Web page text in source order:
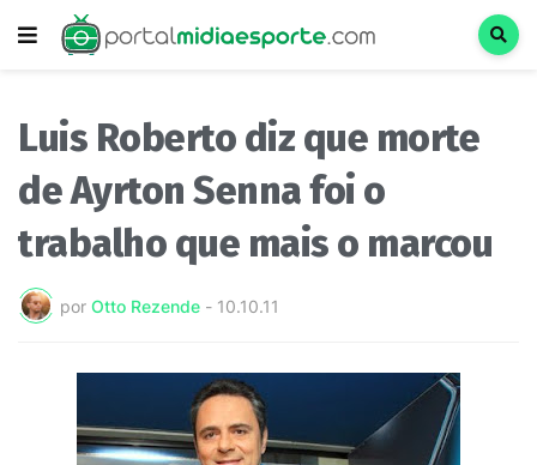
Luis Roberto diz que morte
de Ayrton Senna foi o
trabalho que mais o marcou
por Otto Rezende - 10.10.11